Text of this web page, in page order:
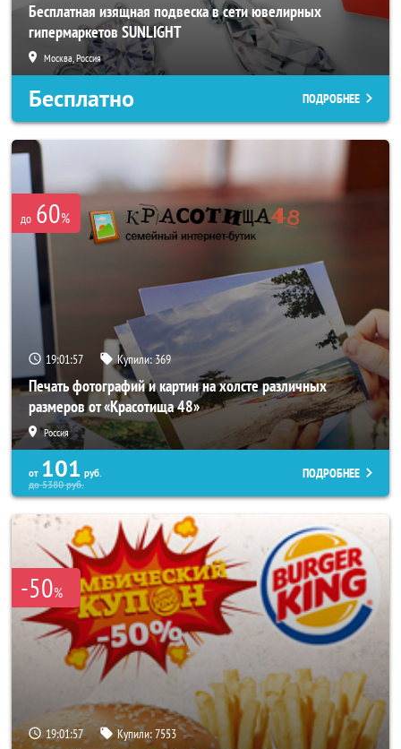
Бесплатная изящная подвеска в сети ювелирных
гипермаркетов SUNLIGHT
Москва, Россия
Бесплатно ПОДРОБНЕЕ
до 60%
19:01:53 Купили:369
Печать фотографий и картин на холсте различных
размеров от «Красотища 48»
Россия
от 101 руб.
до5380руб.
ПОДРОБНЕЕ
-50%
19:01:53 Купили:7553